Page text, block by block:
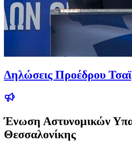
Δηλώσεις Προέδρου
Ένωση Αστυνομικών
Θεσσαλονίκης